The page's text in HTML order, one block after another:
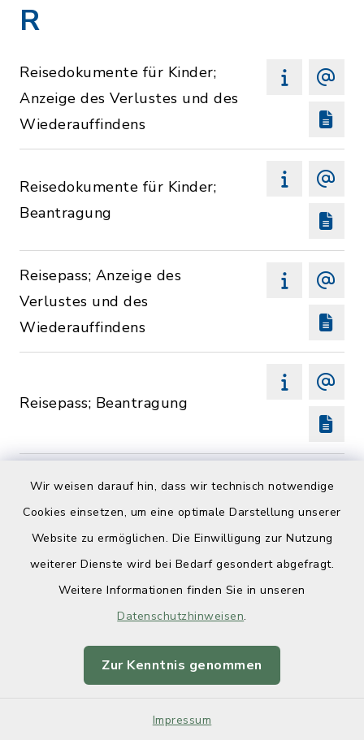
Wir weisen darauf hin, dass wir technisch notwendige
Cookies einsetzen, um eine optimale Darstellung unserer
Website zu ermöglichen. Die Einwilligung zur Nutzung
weiterer Dienste wird bei Bedarf gesondert abgefragt.
Weitere Informationen finden Sie in unseren
Datenschutzhinweisen.
Zur Kenntnis genommen
Impressum
R
Reisedokumente für Kinder;
Anzeige des Verlustes und des
Wiederauffindens
Reisedokumente für Kinder;
Beantragung
Reisepass; Anzeige des
Verlustes und des
Wiederauffindens
Reisepass; Beantragung
S
Schülerbeförderung;
Beantragung der Erstattung
Schülerbeförderung;
Kostenfreiheit des Schulweges